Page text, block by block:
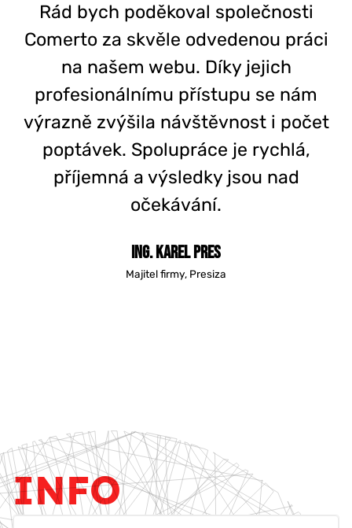
Rád bych poděkoval společnosti
Comerto za skvěle odvedenou práci
na našem webu. Díky jejich
profesionálnímu přístupu se nám
výrazně zvýšila návštěvnost i počet
poptávek. Spolupráce je rychlá,
příjemná a výsledky jsou nad
očekávání.
Ing. Karel Pres
Majitel firmy, Presiza
INFO